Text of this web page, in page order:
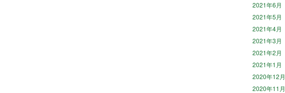
2021年6月
2021年5月
2021年4月
2021年3月
2021年2月
2021年1月
2020年12月
2020年11月